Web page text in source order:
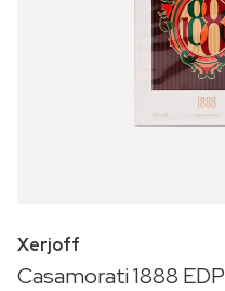
Xerjoff
Casamorati 1888 EDP